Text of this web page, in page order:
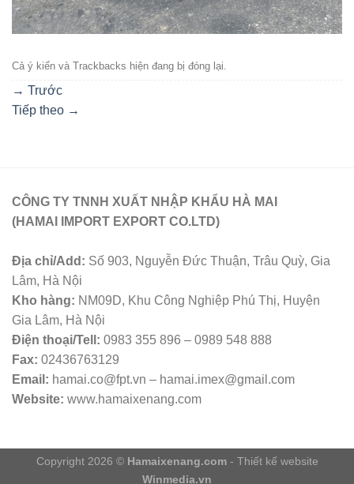
Cả ý kiến ​​và Trackbacks hiện đang bị đóng lại.
→ Trước
Tiếp theo →
CÔNG TY TNNH XUẤT NHẬP KHẨU HÀ MAI
(HAMAI IMPORT EXPORT CO.LTD)
Địa chỉ/Add: Số 903, Nguyễn Đức Thuận, Trâu Quỳ, Gia
Lâm, Hà Nội
Kho hàng: NM09D, Khu Công Nghiệp Phú Thị, Huyện
Gia Lâm, Hà Nội
Điện thoại/Tell: 0983 355 896 – 0989 548 888
Fax: 02436763129
Email: hamai.co@fpt.vn – hamai.imex@gmail.com
Website: www.hamaixenang.com
Copyright 2026 © Hamaixenang.com- Thiết kế website
Winmedia.vn